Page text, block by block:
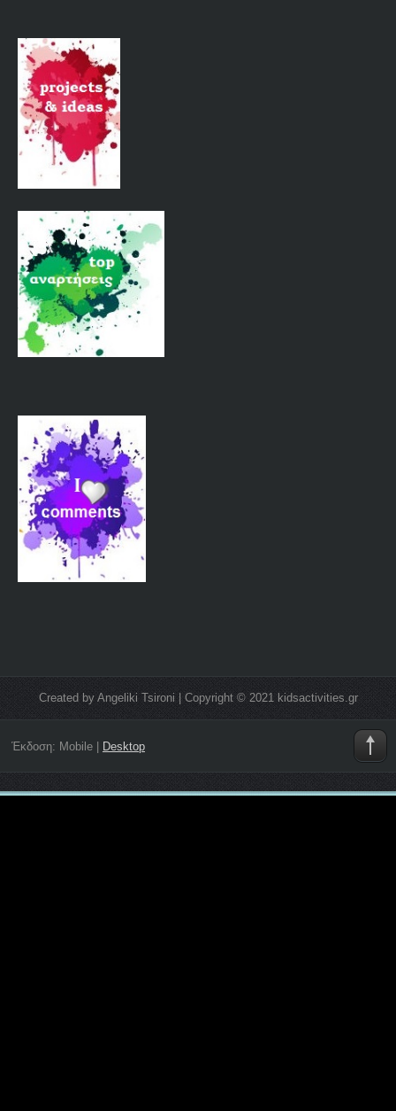
Created by Angeliki Tsironi | Copyright © 2021 kidsactivities.gr
Έκδοση: Mobile| Desktop